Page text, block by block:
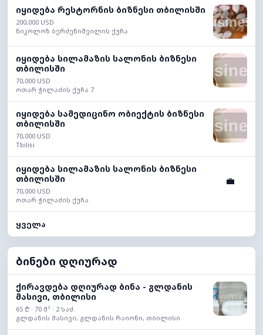
იყიდება რესტორნის ბიზნესი თბილისში
200,000 USD
ნიკოლოზ ბერძენიშვილის ქუჩა
იყიდება სილამაზის სალონის ბიზნესი
თბილისში
70,000 USD
ოთარ ჭილაძის ქუჩა 7
იყიდება სამედიცინო ობიექტის ბიზნესი
თბილისში
70,000 USD
Tbilisi
იყიდება სილამაზის სალონის ბიზნესი
თბილისში
70,000 USD
ოთარ ჭილაძის ქუჩა
💼
ყველა
ბინები დღიურად
ქირავდება დღიურად ბინა - გლდანის
მასივი, თბილისი
65 ₾ · 70 მ² · 2 საძ.
გლდანის მასივი, გლდანის რაიონი, თბილისი